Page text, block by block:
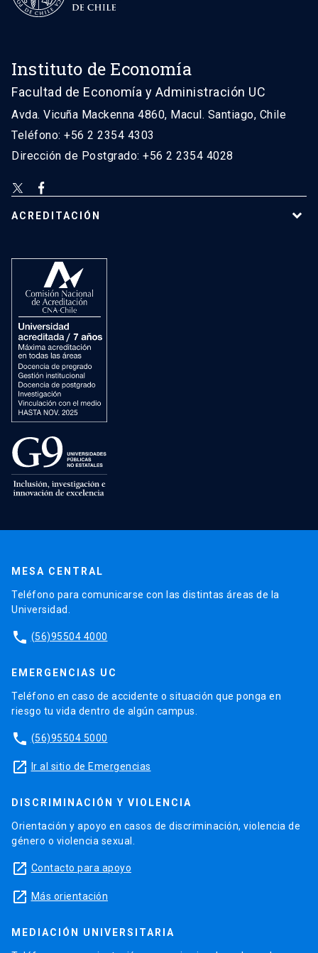
Instituto de Economía
Facultad de Economía y Administración UC
Avda. Vicuña Mackenna 4860, Macul. Santiago, Chile
Teléfono: +56 2 2354 4303
Dirección de Postgrado: +56 2 2354 4028
ACREDITACIÓN
MESA CENTRAL
Teléfono para comunicarse con las distintas áreas de la
Universidad.
phone (56)95504 4000
EMERGENCIAS UC
Teléfono en caso de accidente o situación que ponga en
riesgo tu vida dentro de algún campus.
phone (56)95504 5000
launch Ir al sitio de Emergencias
DISCRIMINACIÓN Y VIOLENCIA
Orientación y apoyo en casos de discriminación, violencia de
género o violencia sexual.
launch Contacto para apoyo
launch Más orientación
MEDIACIÓN UNIVERSITARIA